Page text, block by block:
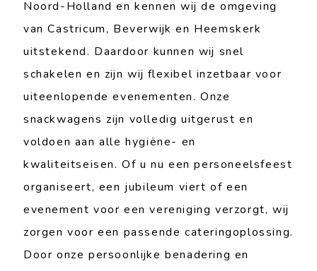
Noord-Holland en kennen wij de omgeving
van Castricum, Beverwijk en Heemskerk
uitstekend. Daardoor kunnen wij snel
schakelen en zijn wij flexibel inzetbaar voor
uiteenlopende evenementen. Onze
snackwagens zijn volledig uitgerust en
voldoen aan alle hygiëne- en
kwaliteitseisen. Of u nu een personeelsfeest
organiseert, een jubileum viert of een
evenement voor een vereniging verzorgt, wij
zorgen voor een passende cateringoplossing.
Door onze persoonlijke benadering en